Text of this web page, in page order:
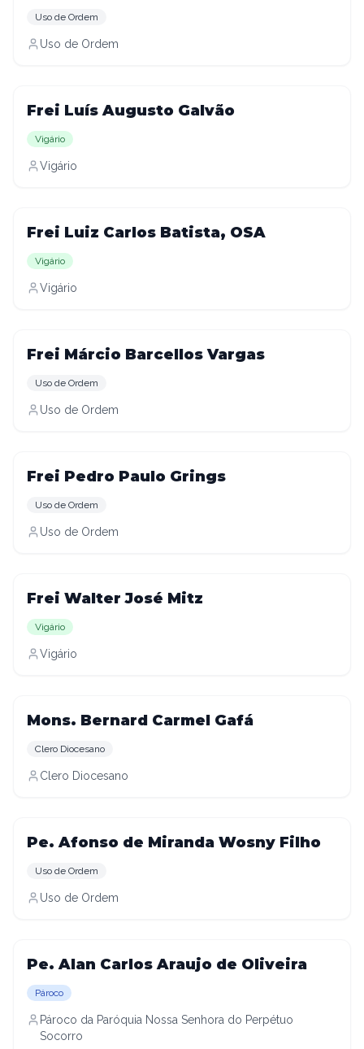
Uso de Ordem
Uso de Ordem
Frei Luís Augusto Galvão
Vigário
Vigário
Frei Luiz Carlos Batista, OSA
Vigário
Vigário
Frei Márcio Barcellos Vargas
Uso de Ordem
Uso de Ordem
Frei Pedro Paulo Grings
Uso de Ordem
Uso de Ordem
Frei Walter José Mitz
Vigário
Vigário
Mons. Bernard Carmel Gafá
Clero Diocesano
Clero Diocesano
Pe. Afonso de Miranda Wosny Filho
Uso de Ordem
Uso de Ordem
Pe. Alan Carlos Araujo de Oliveira
Pároco
Pároco da Paróquia Nossa Senhora do Perpétuo
Socorro